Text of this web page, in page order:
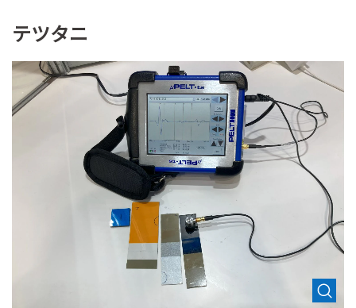
テツタニ